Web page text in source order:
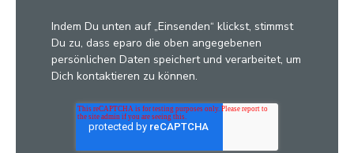
Indem Du unten auf „Einsenden“ klickst, stimmst
Du zu, dass eparo die oben angegebenen
persönlichen Daten speichert und verarbeitet, um
Dich kontaktieren zu können.